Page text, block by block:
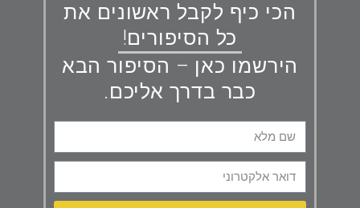
הכי כיף לקבל ראשונים את
כל הסיפורים!
הירשמו כאן – הסיפור הבא
כבר בדרך אליכם.